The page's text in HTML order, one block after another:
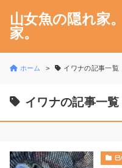
山女魚の隠れ家
家。
ホーム イワナの記事一覧
イワナの記事一覧